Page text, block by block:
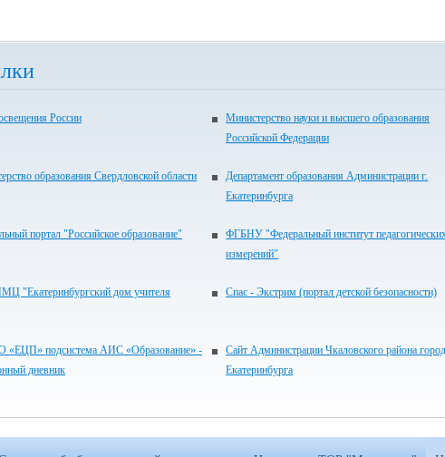
России
Министерство науки и высшего образования
Российской Федерации
образования Свердловской области
Департамент образования Администрации г.
Екатеринбурга
портал "Российское образование"
ФГБНУ "Федеральный институт
измерений"
"Екатеринбургский дом учителя Спас - Экстрим (портал детской безопасности)
подсистема АИС «Образование» -
дневник
Сайт Администрации Чкаловского района
Екатеринбурга